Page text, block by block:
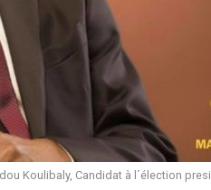
Koulibaly, Candidat à l´élection